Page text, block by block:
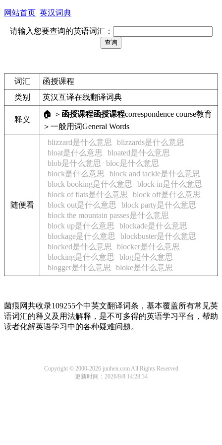
网站首页 英汉词典
请输入您要查询的英语词汇：
词汇
函授课程
类别
英汉互译在线翻译词典
释义
🏠 ＞ 函授课程函授课程correspondence course教育
＞一般用词General Words
随便看
blizzard是什么意思
blizzards是什么意思
bloat是什么意思
bloated是什么意思
blob是什么意思
bloc是什么意思
block是什么意思
block and tackle是什么意思
block booking是什么意思
block in是什么意思
block of flats是什么意思
block off是什么意思
block out是什么意思
block party是什么意思
block the mountain passes是什么意思
block up是什么意思
blockade是什么意思
blockage是什么意思
blockbuster是什么意思
blocked是什么意思
blocker是什么意思
blocking是什么意思
blog是什么意思
blogger是什么意思
bloke是什么意思
菌痕网共收录109255个中英文翻译词条，基本覆盖所有常见英
语词汇的释义及用法解释，是不可多得的英语学习平台，帮助
读者化解英语学习中的各种疑难问题。
Copyright © 2000-2026 junhen.com All Rights Reserved
更新时间：2026/8/8 14:28:34